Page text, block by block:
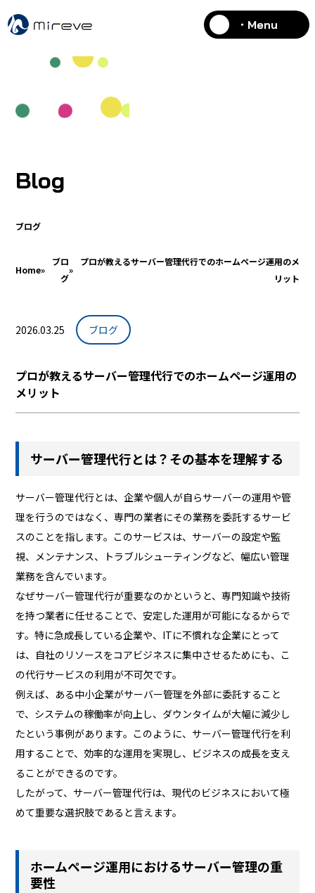
・Menu
Blog
ブログ
Home»
ブロ
グ
»
プロが教えるサーバー管理代行でのホームページ運用のメ
リット
2026.03.25 ブログ
プロが教えるサーバー管理代行でのホームページ運用の
メリット
サーバー管理代行とは？その基本を理解する
サーバー管理代行とは、企業や個人が自らサーバーの運用や管
理を行うのではなく、専門の業者にその業務を委託するサービ
スのことを指します。このサービスは、サーバーの設定や監
視、メンテナンス、トラブルシューティングなど、幅広い管理
業務を含んでいます。
なぜサーバー管理代行が重要なのかというと、専門知識や技術
を持つ業者に任せることで、安定した運用が可能になるからで
す。特に急成長している企業や、ITに不慣れな企業にとって
は、自社のリソースをコアビジネスに集中させるためにも、こ
の代行サービスの利用が不可欠です。
例えば、ある中小企業がサーバー管理を外部に委託すること
で、システムの稼働率が向上し、ダウンタイムが大幅に減少し
たという事例があります。このように、サーバー管理代行を利
用することで、効率的な運用を実現し、ビジネスの成長を支え
ることができるのです。
したがって、サーバー管理代行は、現代のビジネスにおいて極
めて重要な選択肢であると言えます。
ホームページ運用におけるサーバー管理の重
要性